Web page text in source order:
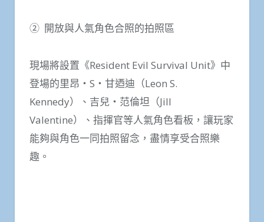
② 開放與人氣角色合照的拍照區
現場將設置《Resident Evil Survival Unit》中
登場的里昂・S・甘迺迪（Leon S.
Kennedy）、吉兒・范倫坦（Jill
Valentine）、指揮官等人氣角色看板，讓玩家
能夠與角色一同拍照留念，盡情享受合照樂
趣。